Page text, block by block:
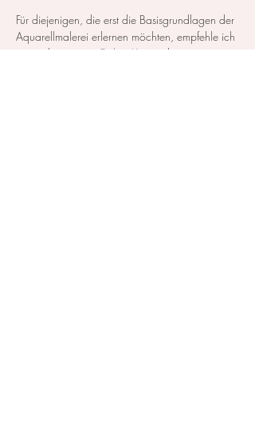
Für diejenigen, die erst die Basisgrundlagen der
Aquarellmalerei erlernen möchten, empfehle ich
entweder meinen
Online-Kurs
oder einen